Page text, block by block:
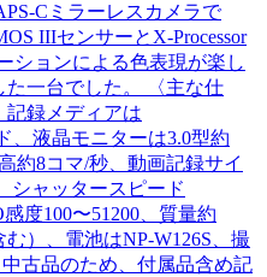
Cミラーレスカメラで
IIIセンサーとX-Processor
ションによる色表現が楽し
一台でした。 〈主な仕
記録メディアは
、液晶モニターは3.0型約
約8コマ/秒、動画記録サイ
シャッタースピード
度100〜51200、質量約
）、電池はNP-W126S、撮
古品のため、付属品含め記